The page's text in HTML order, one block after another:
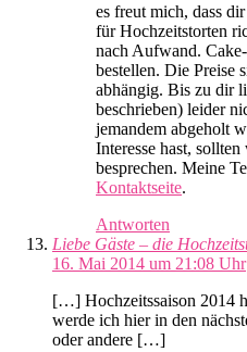
es freut mich, dass
für Hochzeitstorten
nach Aufwand.
bestellen. Die Preise
abhängig. Bis zu dir
beschrieben) leider
jemandem abgeholt
Interesse hast,
besprechen. Meine
Kontaktseite.
Antworten
Liebe Gäste – die
16. Mai 2014 um 21:08 Uhr
[…] Hochzeitssaison 2014
werde ich hier in den
oder andere […]